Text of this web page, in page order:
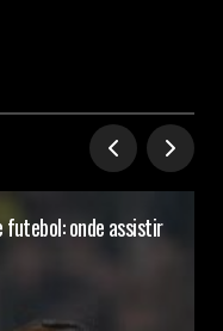
futebol: onde assistir